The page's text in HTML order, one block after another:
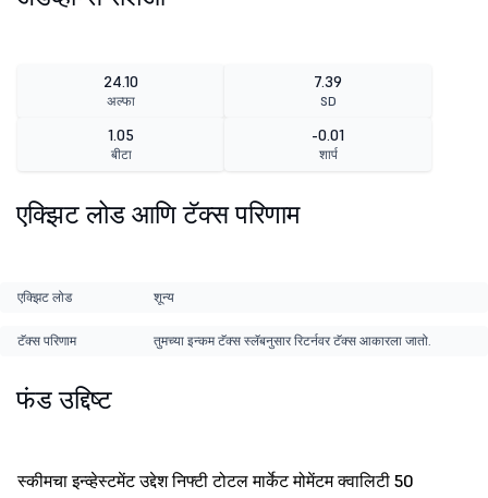
24.10
अल्फा
7.39
SD
1.05
बीटा
-0.01
शार्प
एक्झिट लोड आणि टॅक्स परिणाम
एक्झिट लोड शून्य
टॅक्स परिणाम तुमच्या इन्कम टॅक्स स्लॅबनुसार रिटर्नवर टॅक्स आकारला जातो.
फंड उद्दिष्ट
स्कीमचा इन्व्हेस्टमेंट उद्देश निफ्टी टोटल मार्केट मोमेंटम क्वालिटी 50